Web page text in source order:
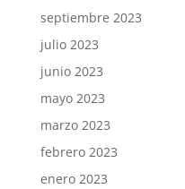
septiembre 2023
julio 2023
junio 2023
mayo 2023
marzo 2023
febrero 2023
enero 2023